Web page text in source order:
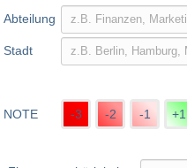
Abteilung
Stadt
NOTE -3 -2 -1 +1